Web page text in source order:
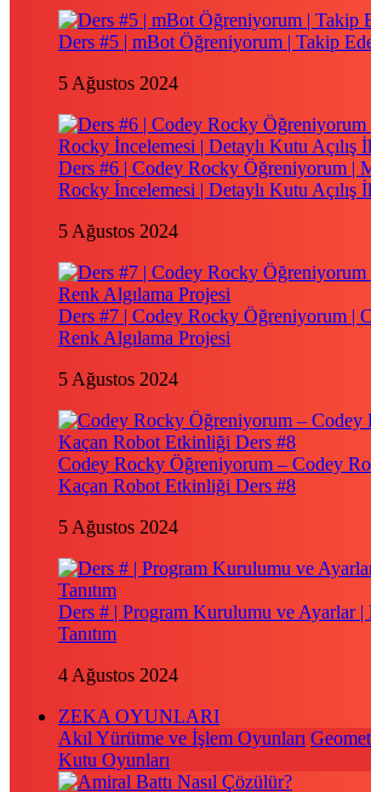
Ders #5 | mBot Öğreniyorum | Takip
5 Ağustos 2024
Ders #6 | Codey Rocky Öğreniyorum |
Rocky İncelemesi | Detaylı Kutu Açılış
5 Ağustos 2024
Ders #7 | Codey Rocky Öğreniyorum |
Renk Algılama Projesi
5 Ağustos 2024
Codey Rocky Öğreniyorum – Codey
Kaçan Robot Etkinliği Ders #8
5 Ağustos 2024
Ders # | Program Kurulumu ve Ayarlar |
Tanıtım
4 Ağustos 2024
ZEKA OYUNLARI
Akıl Yürütme ve İşlem Oyunları
Kutu Oyunları